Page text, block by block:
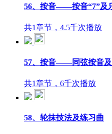
56、按音——按音“7”及
共1章节，4.5千次播放
57、按音——同弦按音
共1章节，6千次播放
58、轮抹技法及练习曲